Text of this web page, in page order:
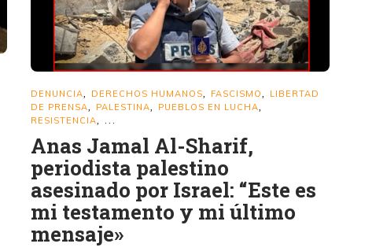
DENUNCIA DERECHOS HUMANOS FASCISMO
LIBERTAD
DE PRENSA
PALESTINA PUEBLOS EN LUCHA
RESISTENCIA
Anas Jamal Al-Sharif,
periodista palestino
asesinado por Israel: “Este es
mi testamento y mi último
mensaje»